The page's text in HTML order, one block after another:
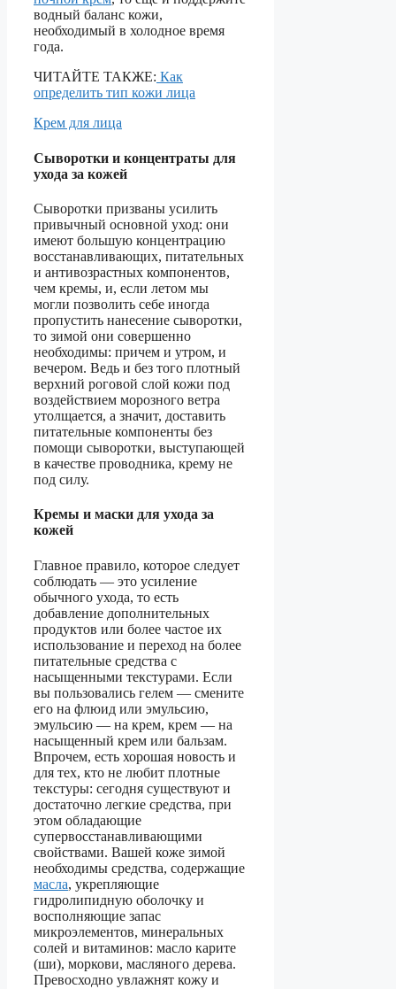
водный баланс кожи,
необходимый в холодное время
года.
ЧИТАЙТЕ ТАКЖЕ: Как
определить тип кожи лица
Крем для лица
Сыворотки и концентраты для
ухода за кожей
Сыворотки призваны усилить
привычный основной уход: они
имеют большую концентрацию
восстанавливающих, питательных
и антивозрастных компонентов,
чем кремы, и, если летом мы
могли позволить себе иногда
пропустить нанесение сыворотки,
то зимой они совершенно
необходимы: причем и утром, и
вечером. Ведь и без того плотный
верхний роговой слой кожи под
воздействием морозного ветра
утолщается, а значит, доставить
питательные компоненты без
помощи сыворотки, выступающей
в качестве проводника, крему не
под силу.
Кремы и маски для ухода за
кожей
Главное правило, которое следует
соблюдать — это усиление
обычного ухода, то есть
добавление дополнительных
продуктов или более частое их
использование и переход на более
питательные средства с
насыщенными текстурами. Если
вы пользовались гелем — смените
его на флюид или эмульсию,
эмульсию — на крем, крем — на
насыщенный крем или бальзам.
Впрочем, есть хорошая новость и
для тех, кто не любит плотные
текстуры: сегодня существуют и
достаточно легкие средства, при
этом обладающие
супервосстанавливающими
свойствами. Вашей коже зимой
необходимы средства, содержащие
масла, укрепляющие
гидролипидную оболочку и
восполняющие запас
микроэлементов, минеральных
солей и витаминов: масло карите
(ши), моркови, масляного дерева.
Превосходно увлажнят кожу и